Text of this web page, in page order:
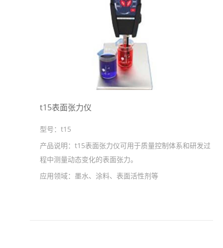
t15表面张力仪
型号： t15
产品说明： t15表面张力仪可用于质量控制体系和研发过
程中测量动态变化的表面张力。
应用领域： 墨水、涂料、表面活性剂等